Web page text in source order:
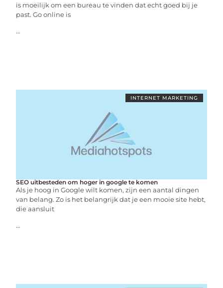
is moeilijk om een ​​bureau te vinden dat echt goed bij je
past. Go online is
...
INTERNET MARKETING
SEO uitbesteden om hoger in google te komen
Als je hoog in Google wilt komen, zijn een aantal dingen
van belang. Zo is het belangrijk dat je een mooie site hebt,
die aansluit
...